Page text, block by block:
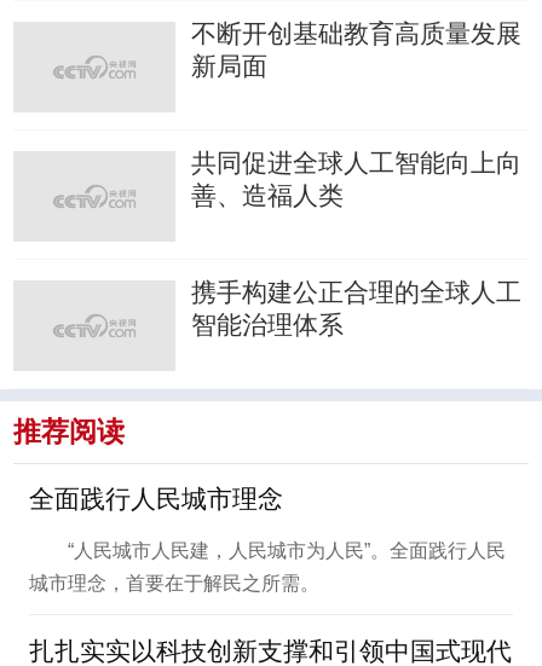
不断开创基础教育高质量发展
新局面
共同促进全球人工智能向上向
善、造福人类
携手构建公正合理的全球人工
智能治理体系
推荐阅读
全面践行人民城市理念
“人民城市人民建，人民城市为人民”。全面践行人民
城市理念，首要在于解民之所需。
扎扎实实以科技创新支撑和引领中国式现代